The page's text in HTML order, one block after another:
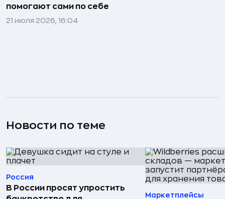
помогают сами по себе
21 июля 2026, 16:04
Новости по теме
Россия
В России просят упростить
Маркетплейсы